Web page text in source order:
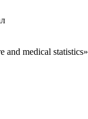
and medical statistics»